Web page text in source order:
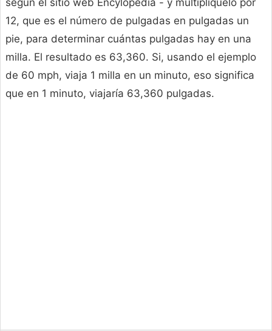
según el sitio web Encylopedia - y multiplíquelo por
12, que es el número de pulgadas en pulgadas un
pie, para determinar cuántas pulgadas hay en una
milla. El resultado es 63,360. Si, usando el ejemplo
de 60 mph, viaja 1 milla en un minuto, eso significa
que en 1 minuto, viajaría 63,360 pulgadas.